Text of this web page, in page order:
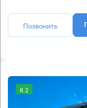
Позвонить
8.2